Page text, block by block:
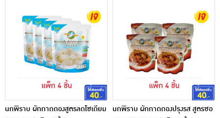
นกพิราบ ผักกาดดองสูตรลดโซเดียม
นกพิราบ ผักกาดดองปรุงรส สูตรซอ